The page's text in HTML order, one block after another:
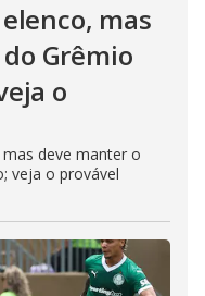
mas
Grêmio
o
deve manter o
veja o provável